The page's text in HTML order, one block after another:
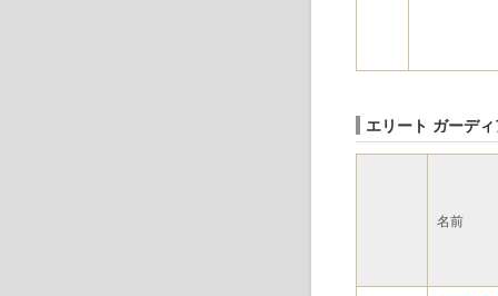
エリート ガーデ
名前